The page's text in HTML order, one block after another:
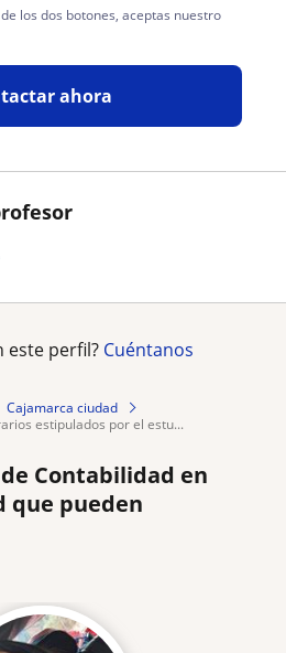
los dos botones, aceptas nuestro
ahora
este perfil? Cuéntanos
Cajamarca ciudad
estipulados por el estu...
Contabilidad en
que pueden